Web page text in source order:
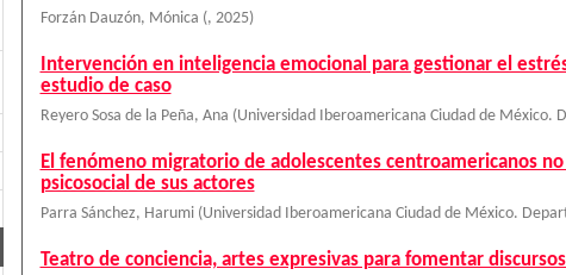
Forzán Dauzón, Mónica (, 2025)
Intervención en inteligencia emocional para gestionar el
estudio de caso
Reyero Sosa de la Peña, Ana (Universidad Iberoamericana Ciudad de México.
El fenómeno migratorio de adolescentes centroamericanos
psicosocial de sus actores
Parra Sánchez, Harumi (Universidad Iberoamericana Ciudad de México.
Teatro de conciencia, artes expresivas para fomentar